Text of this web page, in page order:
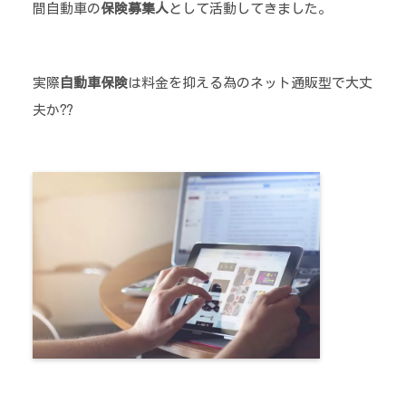
間自動車の保険募集人 として活動してきました。
実際 自動車保険は料金を抑える為のネット通販型で大丈
夫か⁇